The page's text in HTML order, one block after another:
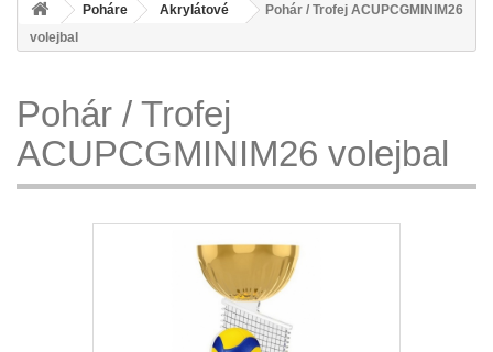
Poháre Akrylátové
Pohár / Trofej ACUPCGMINIM26
volejbal
Pohár / Trofej
ACUPCGMINIM26 volejbal